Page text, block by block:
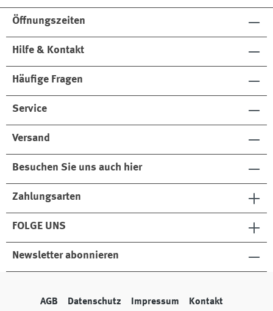
Öffnungszeiten
Hilfe & Kontakt
Häufige Fragen
Service
Versand
Besuchen Sie uns auch hier
Zahlungsarten
FOLGE UNS
Newsletter abonnieren
AGB Datenschutz Impressum Kontakt